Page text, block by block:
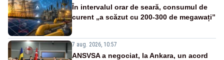
În intervalul orar de seară, consumul de
curent „a scăzut cu 200-300 de megawați”
7 aug. 2026, 10:57
ANSVSA a negociat, la Ankara, un acord